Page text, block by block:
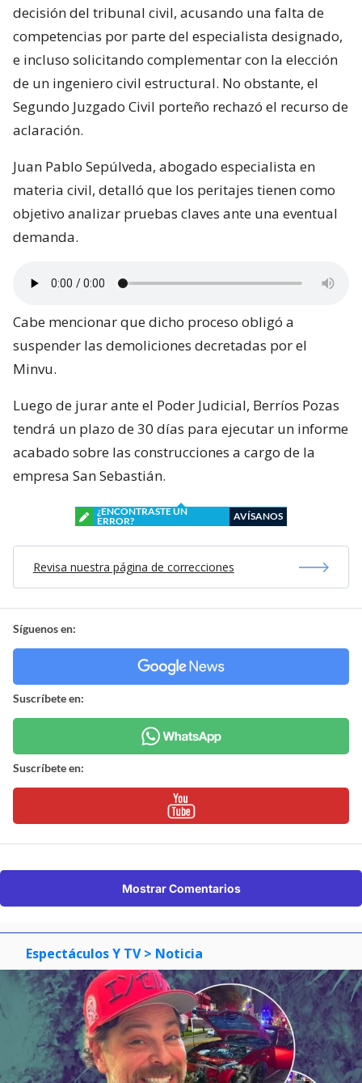
decisión del tribunal civil, acusando una falta de
competencias por parte del especialista designado,
e incluso solicitando complementar con la elección
de un ingeniero civil estructural. No obstante, el
Segundo Juzgado Civil porteño rechazó el recurso de
aclaración.
Juan Pablo Sepúlveda, abogado especialista en
materia civil, detalló que los peritajes tienen como
objetivo analizar pruebas claves ante una eventual
demanda.
Cabe mencionar que dicho proceso obligó a
suspender las demoliciones decretadas por el
Minvu.
Luego de jurar ante el Poder Judicial, Berríos Pozas
tendrá un plazo de 30 días para ejecutar un informe
acabado sobre las construcciones a cargo de la
empresa San Sebastián.
¿ENCONTRASTE UN
ERROR?
AVÍSANOS
Revisa nuestra página de correcciones
Síguenos en:
Suscríbete en:
Suscríbete en:
Mostrar Comentarios
Espectáculos Y TV > Noticia